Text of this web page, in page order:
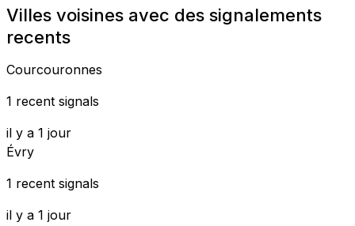
Villes voisines avec des signalements
recents
Courcouronnes
1 recent signals
il y a 1 jour
Évry
1 recent signals
il y a 1 jour